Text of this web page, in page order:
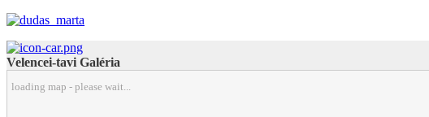
Velencei-tavi Galéria
loading map - please wait...